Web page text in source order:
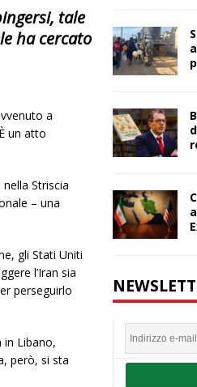
tale
ha cercato
a
un atto
Striscia
– una
gli Stati Uniti
l’Iran sia
perseguirlo
in Libano,
però, si sta